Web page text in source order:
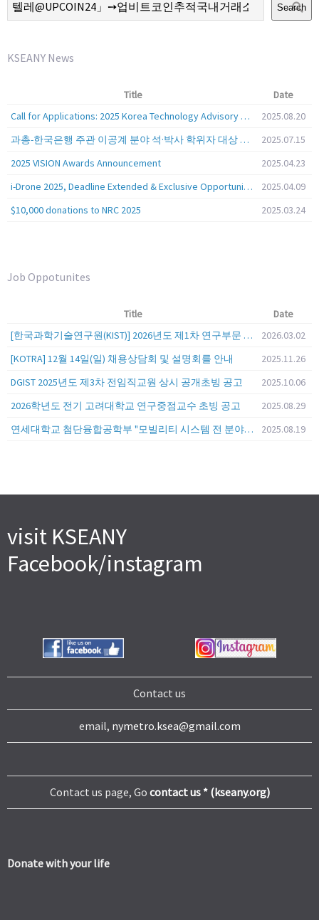
Search
KSEANY News
Title
Date
Call for Applications: 2025 Korea Technology Advisory Group (K-TAG)
2025.08.20
과총-한국은행 주관 이공계 분야 석·박사 학위자 대상 서베이
2025.07.15
2025 VISION Awards Announcement
2025.04.23
i-Drone 2025, Deadline Extended & Exclusive Opportunity to Travel to Korea!
2025.04.09
$10,000 donations to NRC 2025
2025.03.24
Job Oppotunites
Title
Date
[한국과학기술연구원(KIST)] 2026년도 제1차 연구부문 공개채용 안내
2026.03.02
[KOTRA] 12월 14일(일) 채용상담회 및 설명회를 안내
2025.11.26
DGIST 2025년도 제3차 전임직교원 상시 공개초빙 공고
2025.10.06
2026학년도 전기 고려대학교 연구중점교수 초빙 공고
2025.08.29
연세대학교 첨단융합공학부 "모빌리티 시스템 전 분야" 전임교원 특별채용 (2026년 9월 1일자 임용 예정)
2025.08.19
visit KSEANY
Facebook/instagram
Contact us
email, nymetro.ksea@gmail.com
Contact us page, Go contact us * (kseany.org)
Donate with your life